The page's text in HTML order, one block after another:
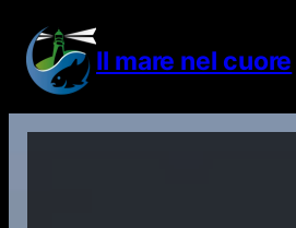
contenuto
Il mare nel cuore